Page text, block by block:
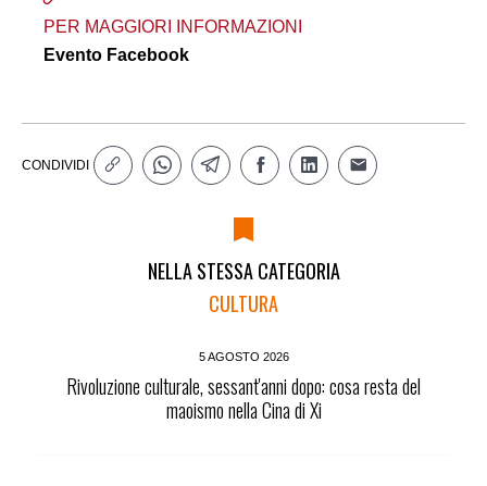
PER MAGGIORI INFORMAZIONI
Evento Facebook
CONDIVIDI
NELLA STESSA CATEGORIA
CULTURA
5 AGOSTO 2026
Rivoluzione culturale, sessant'anni dopo: cosa resta del
maoismo nella Cina di Xi